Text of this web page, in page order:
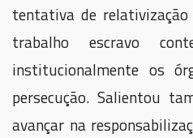
tentativa de
trabalho escravo
institucionalmente os
persecução. Salientou
avançar na